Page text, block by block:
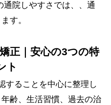
通院しやすさでは、、通
す。
正｜安心の3つの特
ト
することを中心に整理し
齢、生活習慣、過去の治